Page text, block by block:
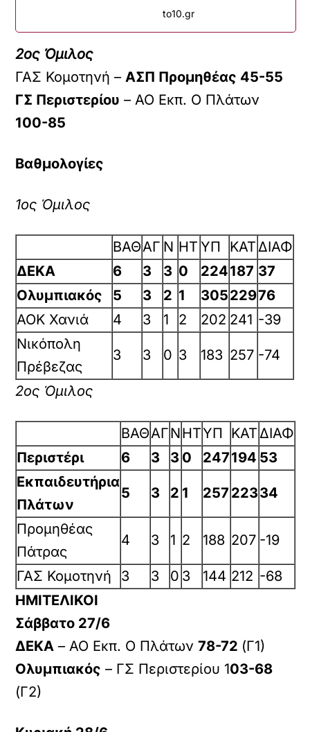
to10.gr
2ος Όμιλος
ΓΑΣ Κομοτηνή –ΑΣΠ Προμηθέας 45-55
ΓΣ Περιστερίου – ΑΟ Εκπ. Ο Πλάτων
100-85
Βαθμολογίες
1ος Όμιλος
ΒΑΘΑΓ Ν ΗΤ ΥΠ ΚΑΤΔΙΑΦ
ΔΕΚΑ
6 3 3 0 224187 37
Ολυμπιακός
5 3 2 1 30522976
ΑΟΚ Χανιά
4 3 1 2 202 241 -39
Νικόπολη
Πρέβεζας
3 3 0 3 183 257 -74
2ος Όμιλος
ΒΑΘΑΓΝΗΤΥΠ ΚΑΤΔΙΑΦ
Περιστέρι
6 3 3 0 247194 53
Εκπαιδευτήρια
Πλάτων
5 3 2 1 257 22334
Προμηθέας
Πάτρας
4 3 1 2 188 207 -19
ΓΑΣ Κομοτηνή 3 3 0 3 144 212 -68
ΗΜΙΤΕΛΙΚΟΙ
Σάββατο 27/6
ΔΕΚΑ – ΑΟ Εκπ. Ο Πλάτων78-72 (Γ1)
Ολυμπιακός – ΓΣ Περιστερίου 103-68
(Γ2)